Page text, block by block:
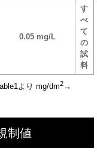
0.05 mg/L
す
べ
て
の
試
料
より mg/dm2→
制値